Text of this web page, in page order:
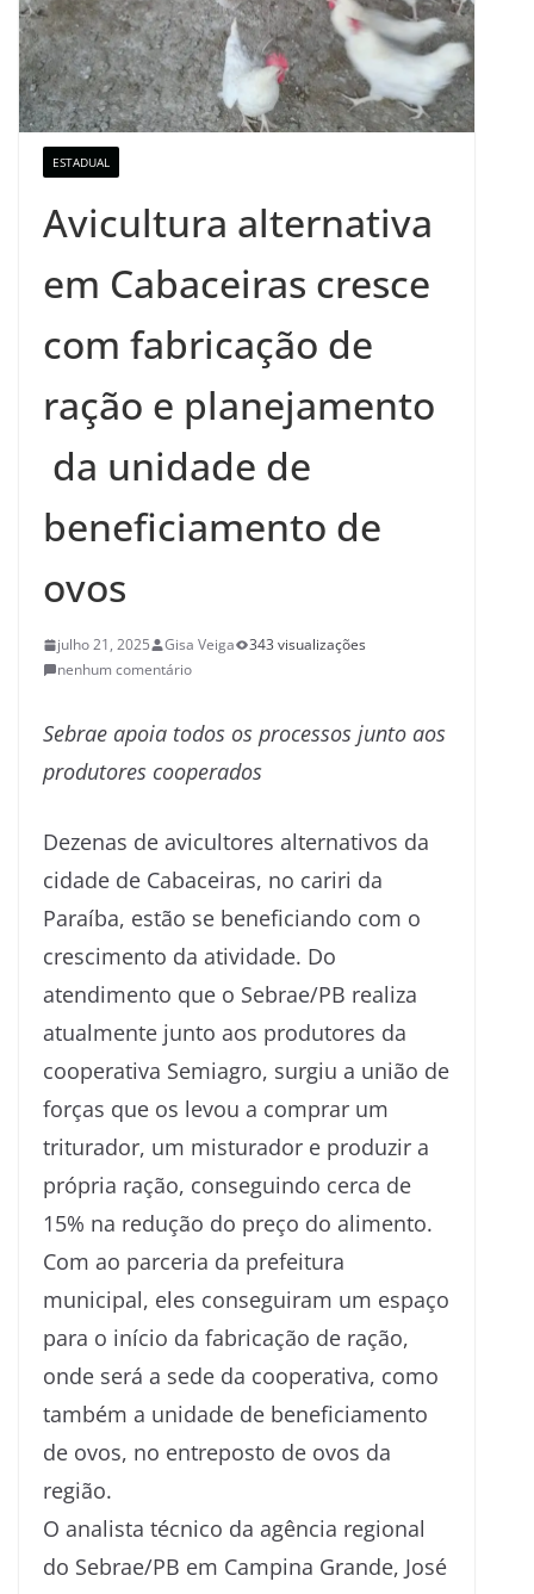
ESTADUAL
Avicultura alternativa
em Cabaceiras cresce
com fabricação de
ração e planejamento
da unidade de
beneficiamento de
ovos
julho 21, 2025 Gisa Veiga
343 visualizações
nenhum comentário
Sebrae apoia todos os processos junto aos
produtores cooperados
Dezenas de avicultores alternativos da
cidade de Cabaceiras, no cariri da
Paraíba, estão se beneficiando com o
crescimento da atividade. Do
atendimento que o Sebrae/PB realiza
atualmente junto aos produtores da
cooperativa Semiagro, surgiu a união de
forças que os levou a comprar um
triturador, um misturador e produzir a
própria ração, conseguindo cerca de
15% na redução do preço do alimento.
Com ao parceria da prefeitura
municipal, eles conseguiram um espaço
para o início da fabricação de ração,
onde será a sede da cooperativa, como
também a unidade de beneficiamento
de ovos, no entreposto de ovos da
região.
O analista técnico da agência regional
do Sebrae/PB em Campina Grande, José